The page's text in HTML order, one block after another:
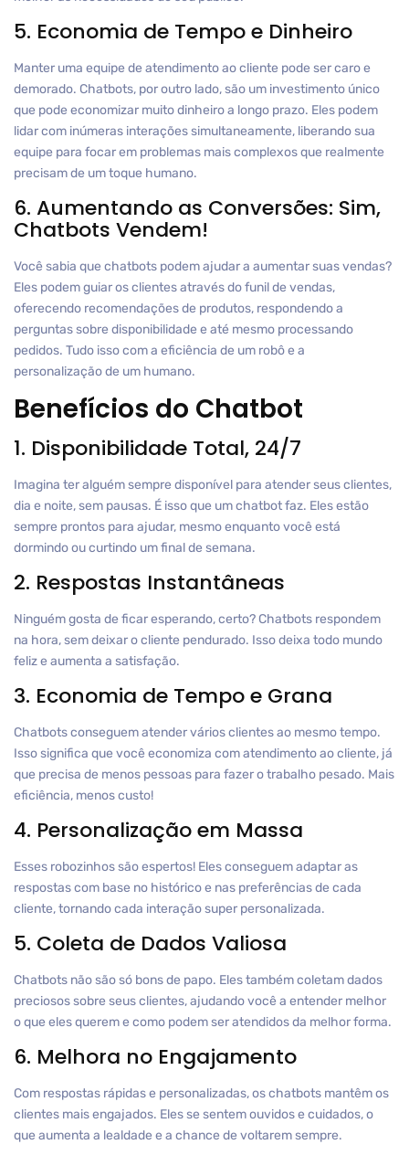
5. Economia de Tempo e Dinheiro
Manter uma equipe de atendimento ao cliente pode ser caro e
demorado. Chatbots, por outro lado, são um investimento único
que pode economizar muito dinheiro a longo prazo. Eles podem
lidar com inúmeras interações simultaneamente, liberando sua
equipe para focar em problemas mais complexos que realmente
precisam de um toque humano.
6. Aumentando as Conversões: Sim,
Chatbots Vendem!
Você sabia que chatbots podem ajudar a aumentar suas vendas?
Eles podem guiar os clientes através do funil de vendas,
oferecendo recomendações de produtos, respondendo a
perguntas sobre disponibilidade e até mesmo processando
pedidos. Tudo isso com a eficiência de um robô e a
personalização de um humano.
Benefícios do Chatbot
1. Disponibilidade Total, 24/7
Imagina ter alguém sempre disponível para atender seus clientes,
dia e noite, sem pausas. É isso que um chatbot faz. Eles estão
sempre prontos para ajudar, mesmo enquanto você está
dormindo ou curtindo um final de semana.
2. Respostas Instantâneas
Ninguém gosta de ficar esperando, certo? Chatbots respondem
na hora, sem deixar o cliente pendurado. Isso deixa todo mundo
feliz e aumenta a satisfação.
3. Economia de Tempo e Grana
Chatbots conseguem atender vários clientes ao mesmo tempo.
Isso significa que você economiza com atendimento ao cliente, já
que precisa de menos pessoas para fazer o trabalho pesado. Mais
eficiência, menos custo!
4. Personalização em Massa
Esses robozinhos são espertos! Eles conseguem adaptar as
respostas com base no histórico e nas preferências de cada
cliente, tornando cada interação super personalizada.
5. Coleta de Dados Valiosa
Chatbots não são só bons de papo. Eles também coletam dados
preciosos sobre seus clientes, ajudando você a entender melhor
o que eles querem e como podem ser atendidos da melhor forma.
6. Melhora no Engajamento
Com respostas rápidas e personalizadas, os chatbots mantêm os
clientes mais engajados. Eles se sentem ouvidos e cuidados, o
que aumenta a lealdade e a chance de voltarem sempre.